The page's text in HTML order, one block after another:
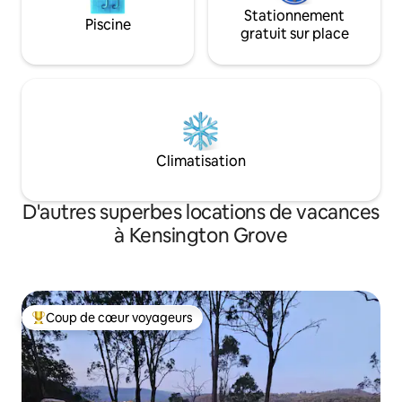
Piscine
Stationnement
gratuit sur place
Climatisation
D'autres superbes locations de vacances
à Kensington Grove
Coup de cœur voyageurs parmi les plus aimés
Coup de cœur voyageurs